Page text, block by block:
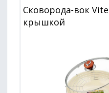
Сковорода-вок
крышкой